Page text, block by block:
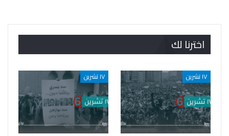
اخترنا لك
١٧ تشرين ١٧ تشرين